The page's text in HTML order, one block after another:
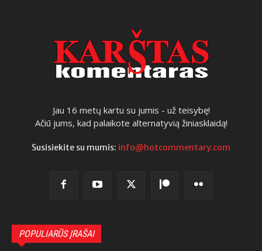
Jau 16 metų kartu su jumis - už teisybę!
Ačiū jums, kad palaikote alternatyvią žiniasklaidą!
Susisiekite su mumis: info@hotcommentary.com
POPULIARŪS ĮRAŠAI